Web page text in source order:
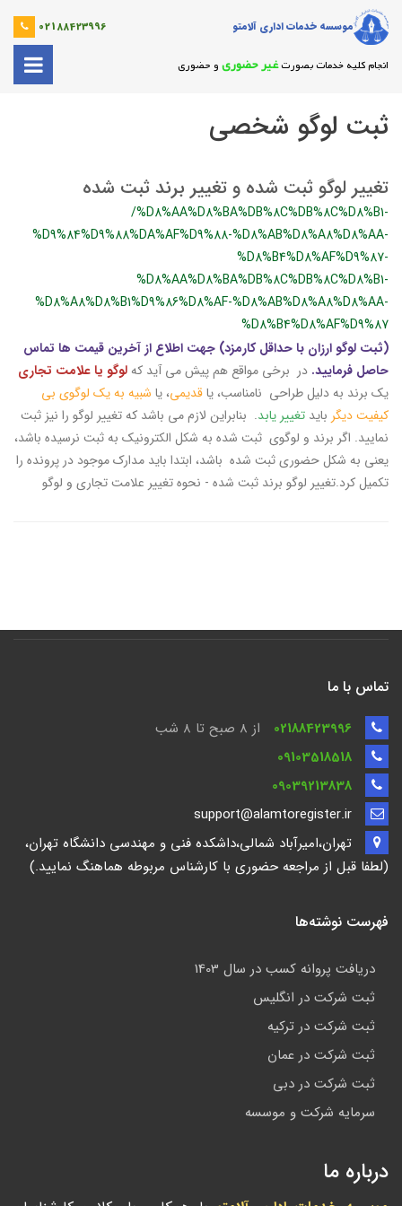
موسسه خدمات اداری آلامتو 02188423996
انجام کلیه خدمات بصورتغیر حضوری و حضوری
ثبت لوگو شخصی
تغییر لوگو ثبت شده و تغییر برند ثبت شده
/%D8%AA%D8%BA%DB%8C%DB%8C%D8%B1-
%D9%84%D9%88%DA%AF%D9%88-%D8%AB%D8%A8%D8%AA-
%D8%B4%D8%AF%D9%87-
%D8%AA%D8%BA%DB%8C%DB%8C%D8%B1-
%D8%A8%D8%B1%D9%86%D8%AF-%D8%AB%D8%A8%D8%AA-
%D8%B4%D8%AF%D9%87
(ثبت لوگو ارزان با حداقل کارمزد) جهت اطلاع از آخرین قیمت ها تماس
حاصل فرمایید. در برخی مواقع هم پیش می آید کهلوگو یا علامت تجاری
یک برند به دلیل طراحی نامناسب، یاقدیمی، یا شبیه به یک لوگوی بی
کیفیت دیگر باید تغییر یابد. بنابراین لازم می باشد که تغییر لوگو را نیز ثبت
نمایید. اگر برند و لوگوی ثبت شده به شکل الکترونیک به ثبت نرسیده باشد،
یعنی به شکل حضوری ثبت شده باشد، ابتدا باید مدارک موجود در پرونده را
تکمیل کرد.تغییر لوگو برند ثبت شده - نحوه تغییر علامت تجاری و لوگو
تماس با ما
02188423996
از 8 صبح تا ۸ شب
09103518518
09039213838
support@alamtoregister.ir
تهران،امیرآباد شمالی،داشکده فنی و مهندسی دانشگاه تهران،
(لطفا قبل از مراجعه حضوری با کارشناس مربوطه هماهنگ نمایید.)
فهرست نوشته‌ها
دریافت پروانه کسب در سال 1403
ثبت شرکت در انگلیس
ثبت شرکت در ترکیه
ثبت شرکت در عمان
ثبت شرکت در دبی
سرمایه شرکت و موسسه
درباره ما